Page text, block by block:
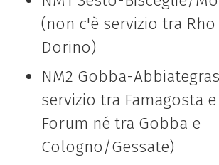
(non c'è servizio tra
Dorino)
NM2 Gobba-
servizio tra Famagosta e
Forum né tra Gobba e
Cologno/Gessate)